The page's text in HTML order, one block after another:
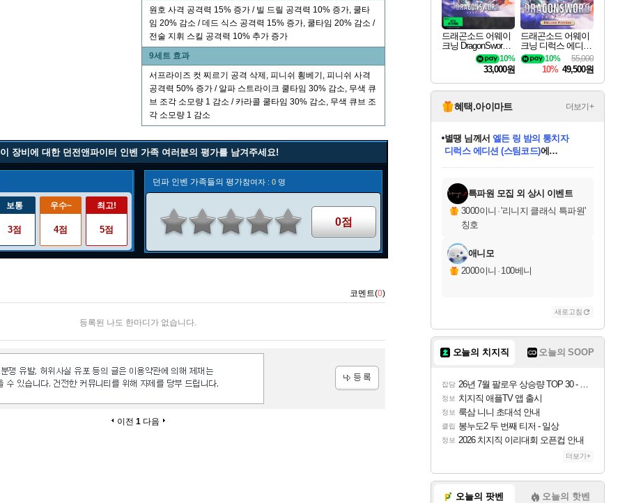
원호 사격 공격력 15% 증가 / 빌 드릴 공격력 10% 증가, 쿨타
임 20% 감소 / 데드 식스 공격력 15% 증가, 쿨타임 20% 감소 /
전술 지휘 스킬 공격력 10% 추가 증가
9세트 효과
서프라이즈 컷 찌르기 공격 삭제, 피니쉬 횡베기, 피니쉬 사격
공격력 50% 증가 / 알파 스트라이크 쿨타임 30% 감소, 무색 큐
브 조각 소모량 1 감소 / 카라콜 쿨타임 30% 감소, 무색 큐브 조
각 소모량 1 감소
이 장비에 대한 던전앤파이터 인벤 가족 여러분의 평가를 남겨주세요!
보통
3점
우수~
4점
최고!
5점
던파 인벤 가족들의 평가참여자 : 0 명
0점
코멘트(0)
등록된 나도 한마디가 없습니다.
이전 1 다음
드래곤소드 어웨이
크닝 DragonSword A
10%
33,000원
드래곤소드 어웨이
크닝 디럭스 에디션
DragonSword Awake
ning Deluxe Edition
55,000
10%
10% 49,500원
혜택.아이마트 더보기+
교환.
디럭스 에디션 (스팀코드) 에
당첨되셨습니다.
니코 님께서(본편포함) 데이브 더
당첨되셨습니다.
당첨되셨습니다.
당첨되셨습니다.
당첨되셨습니다.
당첨되셨습니다.
에디션 (스팀코드)를 교환.
당첨되셨습니다.
특파원 모집 외 상시 이벤트
3000이니 ·'리니지 클래식 특파원'
칭호
애니모
2000이니 · 100베니
새로고침
오늘의 치지직 오늘의 SOOP
잡담 26년 7월 팔로우 상승량 TOP 30 - 월간 치지직
정보 치지직 애플TV 앱 출시
정보 룩삼 니니 초대석 안내
클립 봉누도2 두 번째 티저 - 일상
정보 2026 치지직 이리대회 오픈컵 안내
더보기+
오늘의 팟벤 오늘의 핫벤